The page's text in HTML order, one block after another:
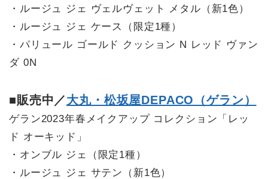
・ルージュ ジェ ヴェルヴェット メタル（新1色）
・ルージュ ジェ ケース（限定1種）
・パリュール ゴールド クッション N レッド ヴァン
ダ 0N
■販売中／大丸・松坂屋DEPACO（ゲラン）
ゲラン2023年春メイクアップ コレクション「レッ
ド オーキッド」
・オンブル ジェ（限定1種）
・ルージュ ジェ サテン（新1色）